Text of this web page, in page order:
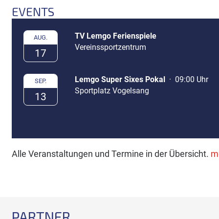
EVENTS
AUG.
17
TV Lemgo Ferienspiele
Vereinssportzentrum
SEP.
13
Lemgo Super Sixes Pokal · 09:00 Uhr
Sportplatz Vogelsang
Alle Veranstaltungen und Termine in der Übersicht.